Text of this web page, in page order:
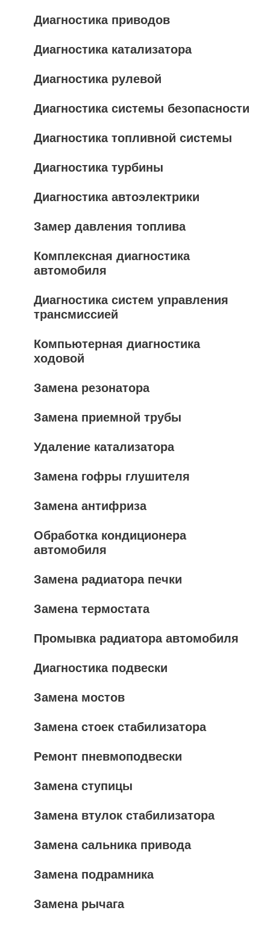
Диагностика приводов
Диагностика катализатора
Диагностика рулевой
Диагностика системы безопасности
Диагностика топливной системы
Диагностика турбины
Диагностика автоэлектрики
Замер давления топлива
Комплексная диагностика
автомобиля
Диагностика систем управления
трансмиссией
Компьютерная диагностика
ходовой
Замена резонатора
Замена приемной трубы
Удаление катализатора
Замена гофры глушителя
Замена антифриза
Обработка кондиционера
автомобиля
Замена радиатора печки
Замена термостата
Промывка радиатора автомобиля
Диагностика подвески
Замена мостов
Замена стоек стабилизатора
Ремонт пневмоподвески
Замена ступицы
Замена втулок стабилизатора
Замена сальника привода
Замена подрамника
Замена рычага